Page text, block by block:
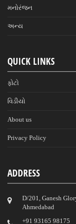
મનોરંજન
અન્ય
QUICK LINKS
ફોટો
વિડીયો
About us
Privacy Policy
ADDRESS
D/201, Ganesh
Ahmedabad
‎+91 93165 98175